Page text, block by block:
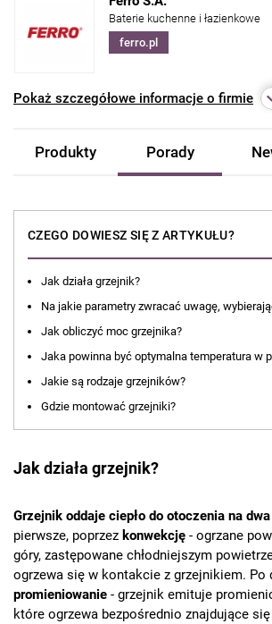
Baterie kuchenne i łazienkowe
ferro.pl
Pokaż szczegółowe informacje o firmie
Produkty Porady
CZEGO DOWIESZ SIĘ Z ARTYKUŁU?
Jak działa grzejnik?
Na jakie parametry zwracać uwagę,
Jak obliczyć moc grzejnika?
Jaka powinna być optymalna temperatura w
Jakie są rodzaje grzejników?
Gdzie montować grzejniki?
Jak działa grzejnik?
Grzejnik oddaje ciepło do otoczenia na
pierwsze, poprzez konwekcję - ogrzane
góry, zastępowane chłodniejszym
ogrzewa się w kontakcie z grzejnikiem. Po
promieniowanie - grzejnik emituje
które ogrzewa bezpośrednio znajdujące